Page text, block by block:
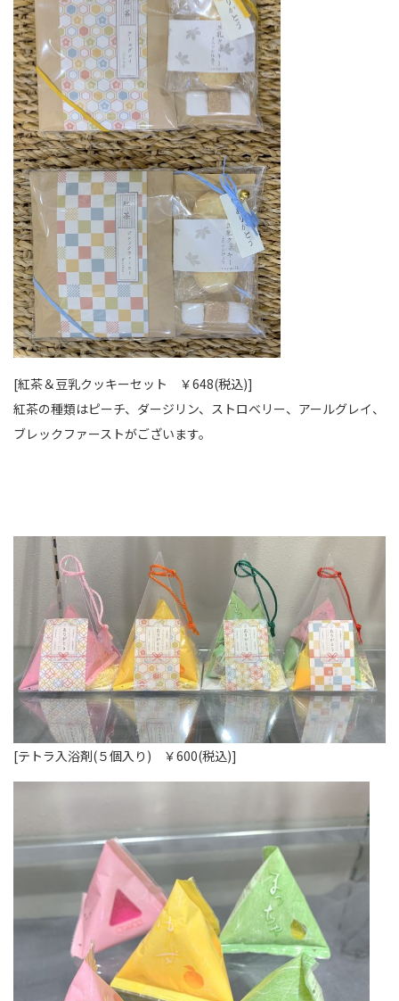
[紅茶＆豆乳クッキーセット ￥648(税込)]
紅茶の種類はピーチ、ダージリン、ストロベリー、アールグレイ、
ブレックファーストがございます。
[テトラ入浴剤(５個入り) ￥600(税込)]